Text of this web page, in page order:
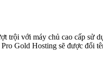
với máy chủ cao cấp sử
Gold Hosting sẽ được đổi